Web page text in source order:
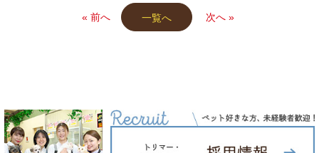
« 前へ 一覧へ 次へ »